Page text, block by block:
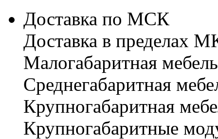
Доставка по МСК
Доставка в пределах
Малогабаритная
Cреднегабаритная
Крупногабаритная
Крупногабаритные